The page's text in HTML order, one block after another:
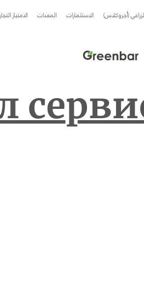
الامتياز المعدات الاستثمارات (أجروكلاس)